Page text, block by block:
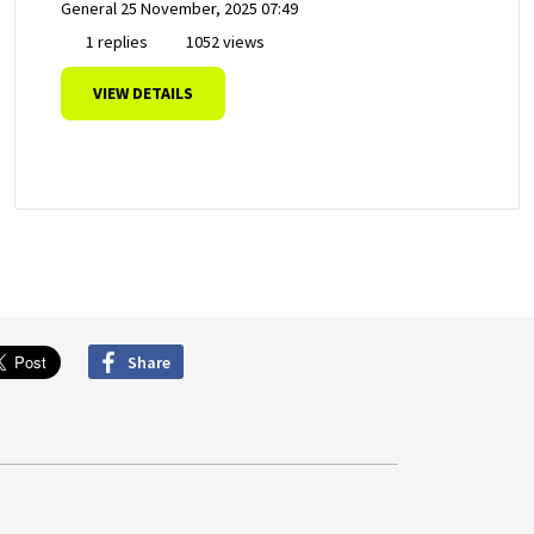
General 25 November, 2025 07:49
1 replies
1052 views
VIEW DETAILS
Share